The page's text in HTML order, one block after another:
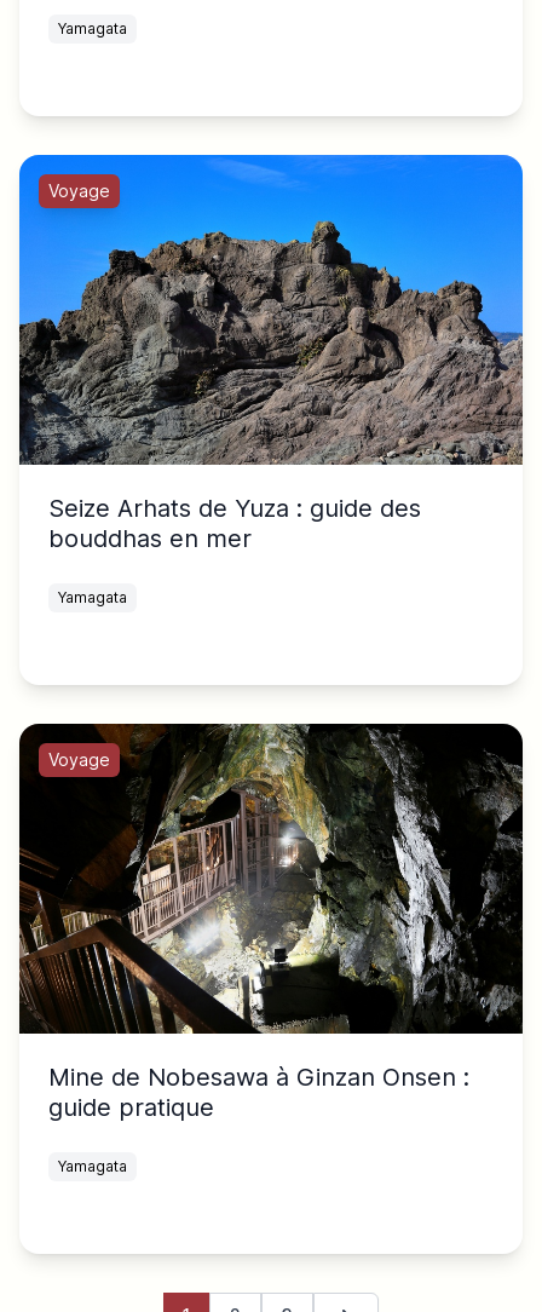
Yamagata
Voyage
Seize Arhats de Yuza : guide des
bouddhas en mer
Yamagata
Voyage
Mine de Nobesawa à Ginzan Onsen :
guide pratique
Yamagata